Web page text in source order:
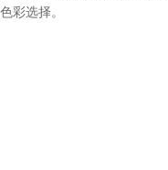
彩选择。